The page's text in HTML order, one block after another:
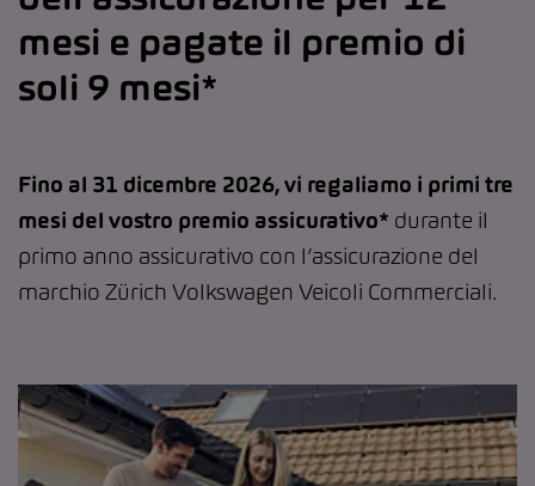
mesi e pagate il premio di
soli 9 mesi*
Fino al 31 dicembre 2026, vi regaliamo i primi tre
mesi del vostro premio assicurativo* durante il
primo anno assicurativo con l’assicurazione del
marchio Zürich Volkswagen Veicoli Commerciali.